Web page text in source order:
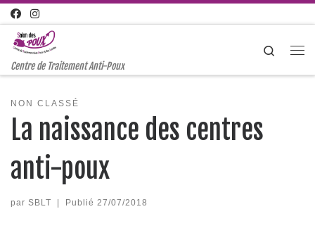
Passer au contenu
Centre de Traitement Anti-Poux
Search
NON CLASSÉ
La naissance des centres
anti-poux
par SBLT | Publié 27/07/2018